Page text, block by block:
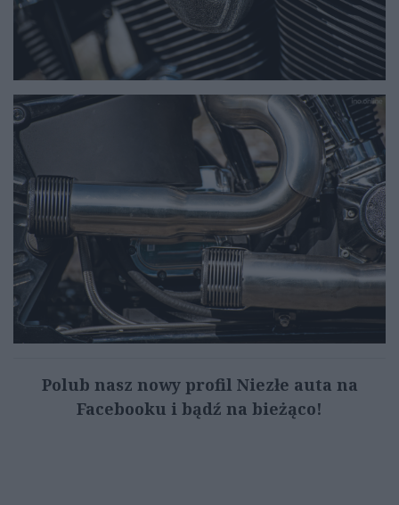
Polub nasz nowy profil Niezłe auta na
Facebooku i bądź na bieżąco!